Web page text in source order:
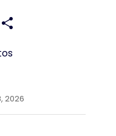
Email
2026